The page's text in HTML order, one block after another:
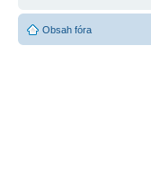
Obsah fóra